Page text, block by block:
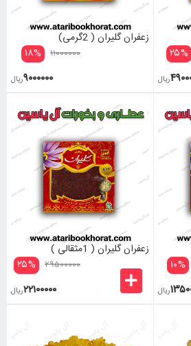
۲۵%
ریال
زعفران گلیران ( 2گرمی)
۱۱۰۰۰۰۰۰ ۱۸%
۹۰۰۰۰۰۰ریال
۱۰%
ریال
زعفران گلیران ( 1مثقالی )
۲۹۵۰۰۰۰۰ ۲۵%
۲۲۱۰۰۰۰۰ریال